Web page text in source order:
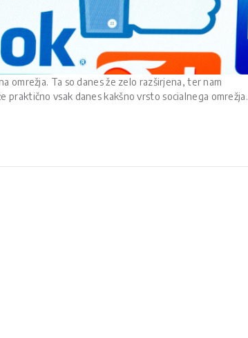
omrežja. Ta so danes že zelo razširjena, ter nam
praktično vsak danes kakšno vrsto socialnega omrežja.